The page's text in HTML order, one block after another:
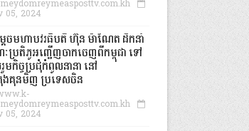
05, 2024
េចមហាបវរធិបតី ហ៊ុន ម៉ាណែត ដឹកនាំ
ប្រតិភូអញ្ជើញចាកចេញពីកម្ពុជា ទៅ
មកិច្ចប្រជុំកំពូលនានា នៅ
ងគុនមិញ ប្រទេសចិន
05, 2024